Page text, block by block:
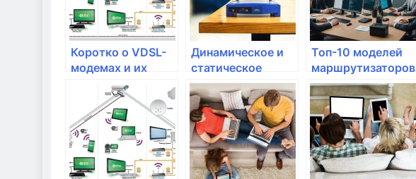
Коротко о VDSL-
модемах и их
преимуществах
Динамическое и
статическое
маршрутизирование:
различия и
применение
Топ-10 моделей
маршрутизаторов
для дома в 2023
году